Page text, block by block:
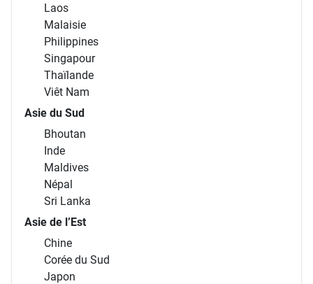
Laos
Malaisie
Philippines
Singapour
Thaïlande
Viêt Nam
Asie du Sud
Bhoutan
Inde
Maldives
Népal
Sri Lanka
Asie de l’Est
Chine
Corée du Sud
Japon